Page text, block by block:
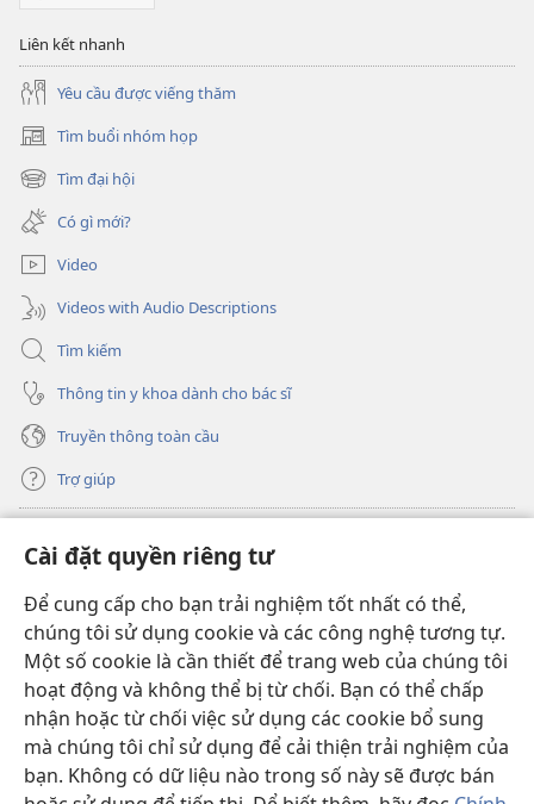
Cài đặt quyền riêng tư
Để cung cấp cho bạn trải nghiệm tốt nhất có thể,
chúng tôi sử dụng cookie và các công nghệ tương tự.
Một số cookie là cần thiết để trang web của chúng tôi
hoạt động và không thể bị từ chối. Bạn có thể chấp
nhận hoặc từ chối việc sử dụng các cookie bổ sung
mà chúng tôi chỉ sử dụng để cải thiện trải nghiệm của
bạn. Không có dữ liệu nào trong số này sẽ được bán
Liên kết nhanh
Yêu cầu được viếng thăm
Tìm buổi nhóm họp
(mở
cửa
sổ
mới)
Tìm đại hội
(mở
cửa
sổ
mới)
Có gì mới?
Video
Videos with Audio Descriptions
Tìm kiếm
Thông tin y khoa dành cho bác sĩ
Truyền thông toàn cầu
Trợ giúp
(mở
cửa
sổ
mới)
THƯ VIỆN TRỰC TUYẾN Tháp Canh
(mở
cửa
sổ
mới)
JW Hub ®
(mở
cửa
sổ
mới)
JW Library
Thư viện Tháp Canh